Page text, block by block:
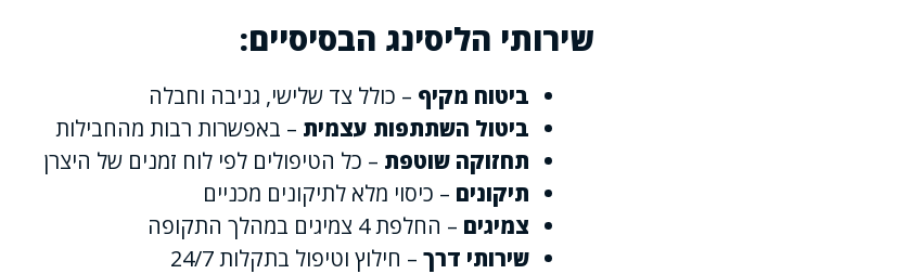
שירותי הליסינג הבסיסיים:
ביטוח מקיף – כולל צד שלישי, גניבה וחבלה
ביטול השתתפות עצמית – באפשרות רבות מהחבילות
תחזוקה שוטפת – כל הטיפולים לפי לוח זמנים של היצרן
תיקונים – כיסוי מלא לתיקונים מכניים
צמיגים – החלפת 4 צמיגים במהלך התקופה
שירותי דרך – חילוץ וטיפול בתקלות 24/7